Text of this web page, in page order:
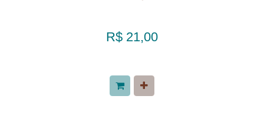
R$ 21,00